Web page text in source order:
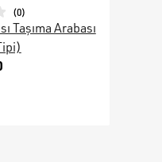
(0)
Taşıma Arabası